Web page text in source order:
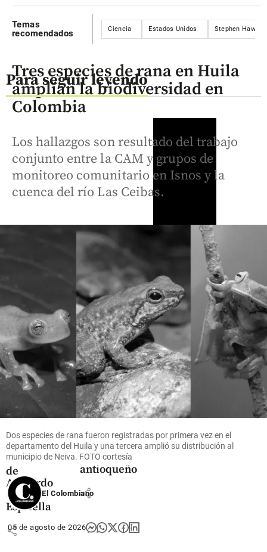
Temas
recomendados
Ciencia Estados Unidos Stephen
Para seguir leyendo
Colombia
Miguel
Uribe,
Javier
Milei y
Álvaro
Uribe: las
ovaciones
marcaron
la
posesión
de
Abelardo
de la
Espriella
share
Oriente
Antioqueño
Flores que
cruzan el
cielo: así
es el
negocio
que mueve
US$ 380
millones
en el
Oriente
antioqueño
share
Posesión
presidencial
de Abelardo
de la
Espriella
desde Cali
share
Tres especies de rana en Huila
amplían la biodiversidad en
Colombia
Los hallazgos son resultado del trabajo
conjunto entre la CAM y grupos de
monitoreo comunitario en Isnos y la
cuenca del río Las Ceibas.
Dos especies de rana fueron registradas por primera vez en el
departamento del Huila y una tercera amplió su distribución al
municipio de Neiva. FOTO cortesía
El Colombiano
05 de agosto de 2026